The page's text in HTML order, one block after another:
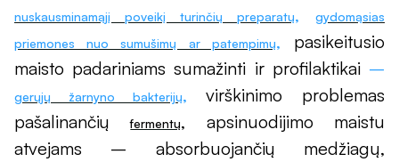
nuskausminamąjį poveikį turinčių preparatų,
gydomąsias
priemones nuo sumušimų ar patempimų, pasikeitusio
maisto padariniams sumažinti ir profilaktikai–
gerųjų žarnyno bakterijų,virškinimo problemas
pašalinančiųfermentų, apsinuodijimo maistu
atvejams – absorbuojančių medžiagų,